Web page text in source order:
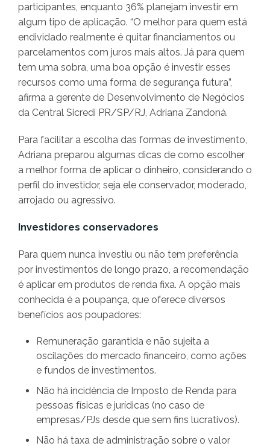
participantes, enquanto 36% planejam investir em
algum tipo de aplicação. “O melhor para quem está
endividado realmente é quitar financiamentos ou
parcelamentos com juros mais altos. Já para quem
tem uma sobra, uma boa opção é investir esses
recursos como uma forma de segurança futura”,
afirma a gerente de Desenvolvimento de Negócios
da Central Sicredi PR/SP/RJ, Adriana Zandoná.
Para facilitar a escolha das formas de investimento,
Adriana preparou algumas dicas de como escolher
a melhor forma de aplicar o dinheiro, considerando o
perfil do investidor, seja ele conservador, moderado,
arrojado ou agressivo.
Investidores conservadores
Para quem nunca investiu ou não tem preferência
por investimentos de longo prazo, a recomendação
é aplicar em produtos de renda fixa. A opção mais
conhecida é a poupança, que oferece diversos
benefícios aos poupadores:
Remuneração garantida e não sujeita a
oscilações do mercado financeiro, como ações
e fundos de investimentos.
Não há incidência de Imposto de Renda para
pessoas físicas e jurídicas (no caso de
empresas/PJs desde que sem fins lucrativos).
Não há taxa de administração sobre o valor